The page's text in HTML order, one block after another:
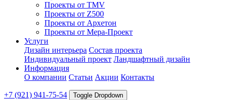
Проекты от TMV
Проекты от Z500
Проекты от Архетон
Проекты от Мера-Проект
Услуги
Дизайн интерьера Состав проекта
Индивидуальный проект Ландшафтный дизайн
Информация
О компании Статьи Акции Контакты
+7 (921) 941-75-54 Toggle Dropdown